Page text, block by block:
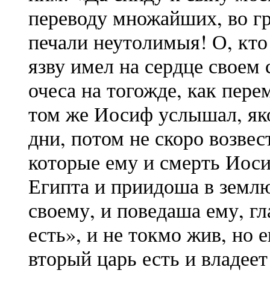
переводу множайших, во
печали неутолимыя! О,
язву имел на сердце
очеса на тогожде, как
том же Иосиф услышал,
дни, потом не скоро
которые ему и смерть
Египта и приидоша в
своему, и поведаша ему,
есть», и не токмо жив, но
вторый царь есть и